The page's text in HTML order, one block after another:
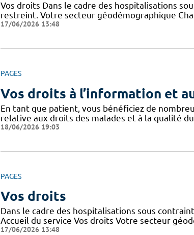
Vos droits Dans le cadre des hospitalisations
restreint. Votre secteur géodémographique
17/06/2026 13:48
PAGES
Vos droits à l’information et
En tant que patient, vous bénéficiez de
relative aux droits des malades et à la qualité
18/06/2026 19:03
PAGES
Vos droits
Dans le cadre des hospitalisations sous
Accueil du service Vos droits Votre secteur
17/06/2026 13:48